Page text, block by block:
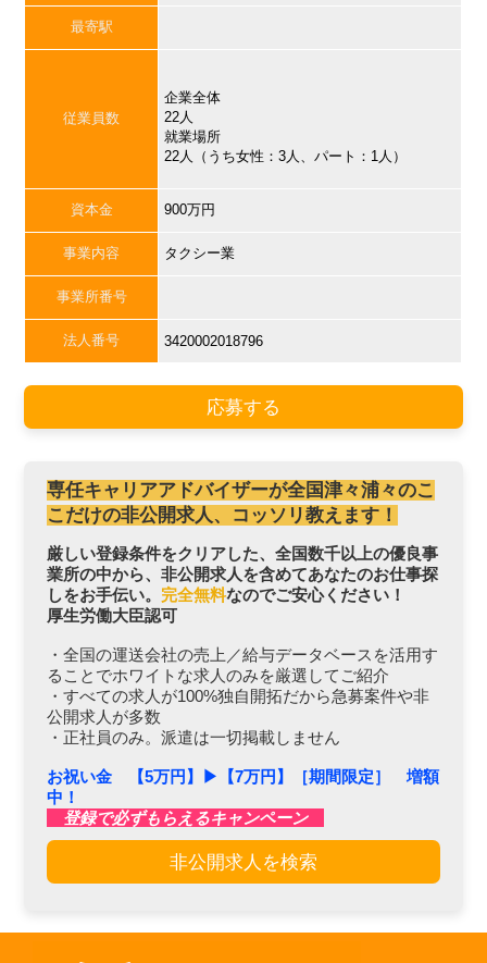
最寄駅
従業員数
企業全体
22人
就業場所
22人（うち女性：3人、パート：1人）
資本金 900万円
事業内容 タクシー業
事業所番号
法人番号 3420002018796
応募する
専任キャリアアドバイザーが全国津々浦々のこ
こだけの非公開求人、コッソリ教えます！
厳しい登録条件をクリアした、全国数千以上の優良事
業所の中から、非公開求人を含めてあなたのお仕事探
しをお手伝い。 完全無料なのでご安心ください！
厚生労働大臣認可
・全国の運送会社の売上／給与データベースを活用す
ることでホワイトな求人のみを厳選してご紹介
・すべての求人が100%独自開拓だから急募案件や非
公開求人が多数
・正社員のみ。派遣は一切掲載しません
お祝い金 【5万円】▶︎【7万円】［期間限定］ 増額
中！
登録で必ずもらえるキャンペーン
非公開求人を検索